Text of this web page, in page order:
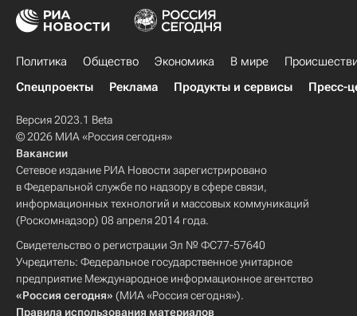
Политика Общество Экономика В мире
Спецпроекты
Реклама Продукты и сервисы Пресс-
Версия 2023.1 Beta
© 2026 МИА «Россия сегодня»
Вакансии
Сетевое издание РИА Новости зарегистрировано
в Федеральной службе по надзору в сфере связи,
информационных технологий и массовых коммуникаций
(Роскомнадзор) 08 апреля 2014 года.
Свидетельство о регистрации Эл № ФС77-57640
Учредитель: Федеральное государственное унитарное
предприятие Международное информационное агентство
«Россия сегодня» (МИА «Россия сегодня»).
Правила использования материалов